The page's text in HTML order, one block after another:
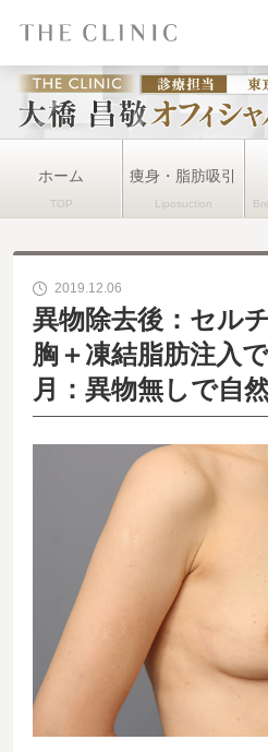
ホーム 痩身・脂肪吸引
2019.12.06
異物除去後：セル
胸＋凍結脂肪注入
月：異物無しで自